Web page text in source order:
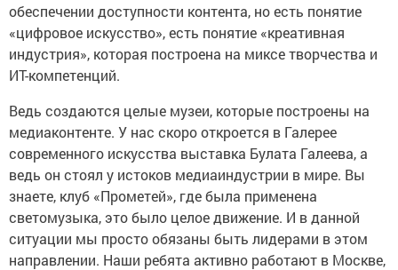
обеспечении доступности контента, но есть понятие
«цифровое искусство», есть понятие «креативная
индустрия», которая построена на миксе творчества и
ИТ-компетенций.
Ведь создаются целые музеи, которые построены на
медиаконтенте. У нас скоро откроется в Галерее
современного искусства выставка Булата Галеева, а
ведь он стоял у истоков медиаиндустрии в мире. Вы
знаете, клуб «Прометей», где была применена
светомузыка, это было целое движение. И в данной
ситуации мы просто обязаны быть лидерами в этом
направлении. Наши ребята активно работают в Москве,